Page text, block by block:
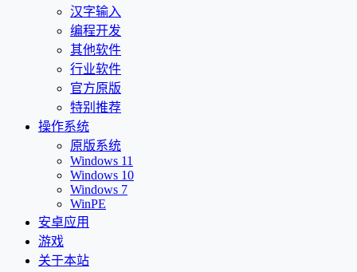
汉字输入
编程开发
其他软件
行业软件
官方原版
特别推荐
操作系统
原版系统
Windows 11
Windows 10
Windows 7
WinPE
安卓应用
游戏
关于本站